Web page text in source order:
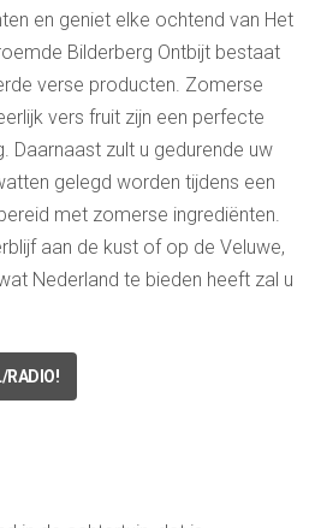
en geniet elke ochtend van Het
Bilderberg Ontbijt bestaat
verse producten. Zomerse
vers fruit zijn een perfecte
Daarnaast zult u gedurende uw
gelegd worden tijdens een
met zomerse ingrediënten.
aan de kust of op de Veluwe,
Nederland te bieden heeft zal u
RADIO!